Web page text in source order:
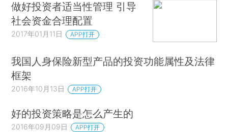
做好投资者适当性管理 引导
社会资金合理配置
2017年01月11日 APP打开
我国人身保险新型产品的投资功能属性及法律
框架
2016年10月13日 APP打开
好的投资策略是怎么产生的
2016年09月09日 APP打开